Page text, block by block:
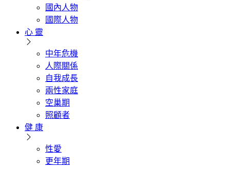
國內人物
國際人物
心 靈
中年危機
人際關係
自我成長
兩性家庭
空巢期
照顧者
健 康
性愛
更年期